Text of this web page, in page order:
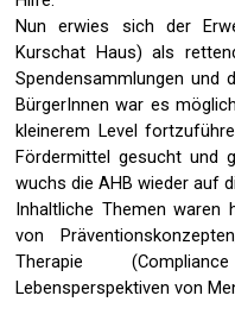
Nun erwies sich der
Kurschat Haus) als
Spendensammlungen und
BürgerInnen war es
kleinerem Level
Fördermittel gesucht und
wuchs die AHB wieder auf
Inhaltliche Themen waren
von
Therapie
Lebensperspektiven von